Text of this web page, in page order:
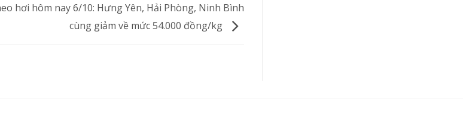
hơi hôm nay 6/10: Hưng Yên, Hải Phòng, Ninh Bình
cùng giảm về mức 54.000 đồng/kg